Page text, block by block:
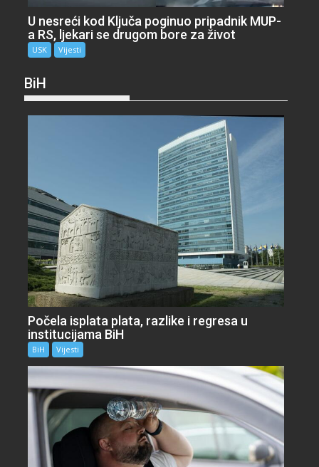
U nesreći kod Ključa poginuo pripadnik MUP-
a RS, ljekari se drugom bore za život
USK Vijesti
BiH
Počela isplata plata, razlike i regresa u
institucijama BiH
BiH Vijesti